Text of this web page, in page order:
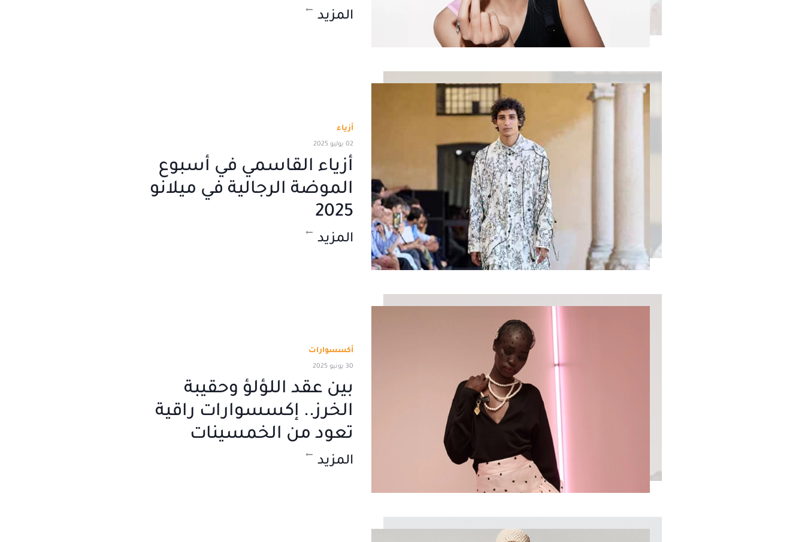
المزيد
أزياء
02 يوليو 2025
أزياء القاسمي في أسبوع
الموضة الرجالية في ميلانو
2025
المزيد
أكسسوارات
30 يونيو 2025
بين عقد اللؤلؤ وحقيبة
الخرز.. إكسسوارات راقية
تعود من الخمسينات
المزيد